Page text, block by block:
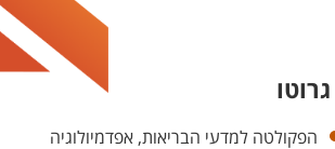
הפקולטה למדעי הבריאות, אפדמיולוגיה